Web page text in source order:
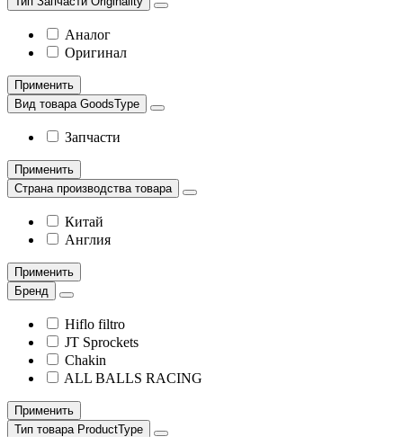
Аналог
Оригинал
Применить
Вид товара GoodsType
Запчасти
Применить
Страна производства товара
Китай
Англия
Применить
Бренд
Hiflo filtro
JT Sprockets
Chakin
ALL BALLS RACING
Применить
Тип товара ProductType